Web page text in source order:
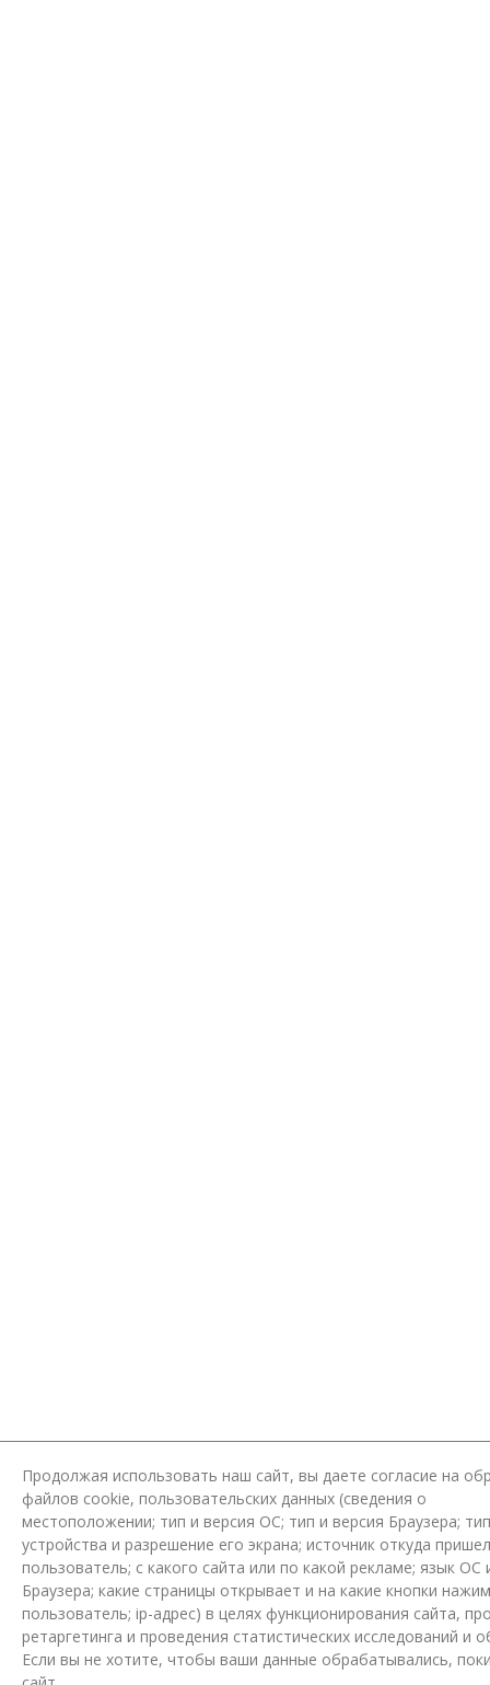
Продолжая использовать наш сайт, вы даете согласие на
файлов cookie, пользовательских данных (сведения о
местоположении; тип и версия ОС; тип и версия Браузера; тип
устройства и разрешение его экрана; источник откуда
пользователь; с какого сайта или по какой рекламе; язык ОС
Браузера; какие страницы открывает и на какие кнопки
пользователь; ip-адрес) в целях функционирования сайта,
ретаргетинга и проведения статистических исследований и
Если вы не хотите, чтобы ваши данные обрабатывались,